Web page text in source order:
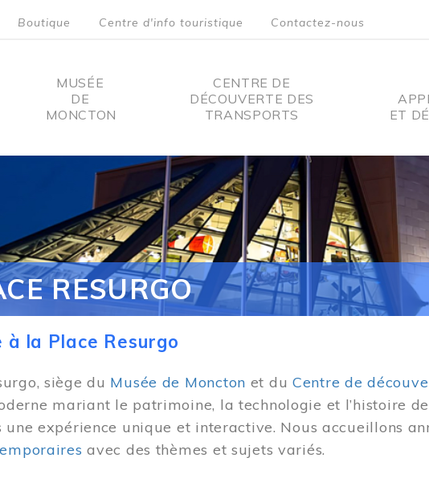
Boutique Centre d'info touristique Contactez-nous
MUSÉE
DE
MONCTON
CENTRE DE
DÉCOUVERTE DES
TRANSPORTS
ET
RESURGO
à la Place Resurgo
siège du Musée de Moncton et duCentre de
mariant le patrimoine, la technologie et l’histoire
expérience unique et interactive. Nous accueillons
avec des thèmes et sujets variés.